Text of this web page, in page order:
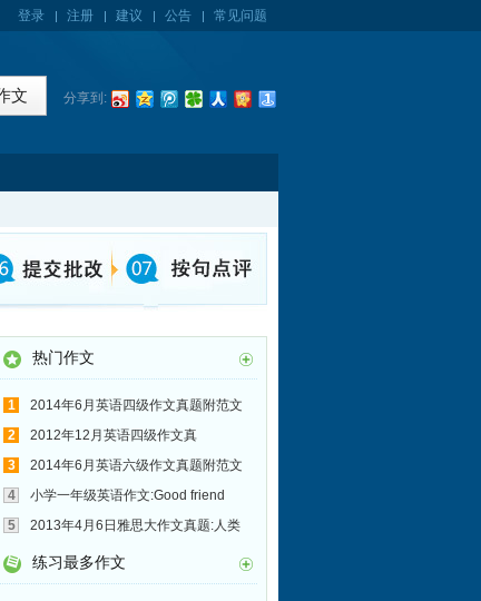
登录 注册 建议 公告 常见问题
分享到:
热门作文
1
2014年6月英语四级作文真题附范文
(第2套):A Beautiful City in China
2
2012年12月英语四级作文真
题:Education pays
3
2014年6月英语六级作文真题附范文
(第3套):立刻得出结论
4
小学一年级英语作文:Good friend
5
2013年4月6日雅思大作文真题:人类
在哪些领域取得了进步
练习最多作文